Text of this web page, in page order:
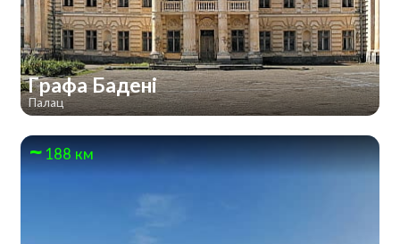
Графа Бадені
Палац
188 км